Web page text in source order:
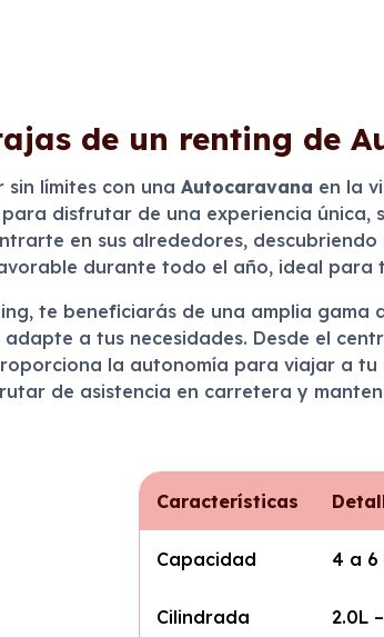
de un renting de
límites con una Autocaravana en la
disfrutar de una experiencia
en sus alrededores,
durante todo el año, ideal para
te beneficiarás de una amplia
a tus necesidades. Desde el
la autonomía para viajar a
de asistencia en carretera y
Características
Capacidad 4 a 6
Cilindrada 2.0L